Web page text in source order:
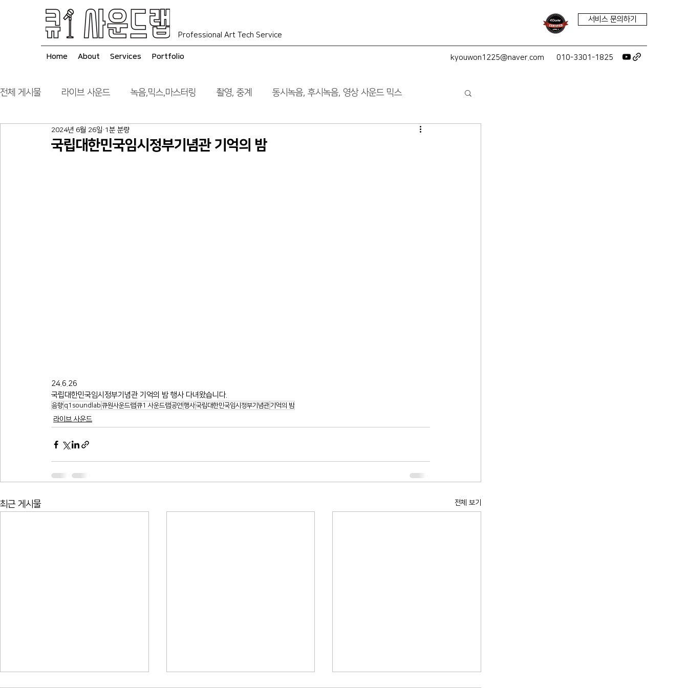
Professional Art Tech Service
서비스 문의하기
Home About Services Portfolio kyouwon1225@naver.com 010-3301-1825
전체 게시물 라이브 사운드 녹음,믹스,마스터링 촬영, 중계 동시녹음, 후시녹음, 영상 사운드 믹스
음향 시스템 컨설팅 시공
국립대한민국임시정부기념관 기억의 밤
2024년 6월 26일 1분 분량
24.6.26
국립대한민국임시정부기념관 기억의 밤 행사 다녀왔습니다.
음향 q1soundlab 큐원사운드랩큐1 사운드랩공연 행사국립대한민국임시정부기념관기억의 밤
라이브 사운드
최근 게시물 전체 보기